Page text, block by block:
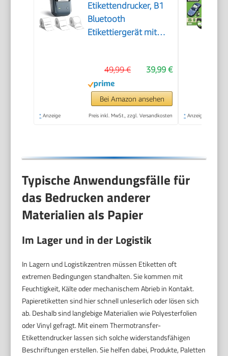
Etikettendrucker, B1
Bluetooth
Etikettiergerät mit
Aufkleber Druckgröße
20-50 mm
Kompatibel mit iOS
und Android für
39,99 €
49,99 €
Bei Amazon ansehen
* Anzeige Preis inkl. MwSt., zzgl. Versandkosten * Anzeige
Typische Anwendungsfälle für
das Bedrucken anderer
Materialien als Papier
Im Lager und in der Logistik
In Lagern und Logistikzentren müssen Etiketten oft
extremen Bedingungen standhalten. Sie kommen mit
Feuchtigkeit, Kälte oder mechanischem Abrieb in Kontakt.
Papieretiketten sind hier schnell unleserlich oder lösen sich
ab. Deshalb sind langlebige Materialien wie Polyesterfolien
oder Vinyl gefragt. Mit einem Thermotransfer-
Etikettendrucker lassen sich solche widerstandsfähigen
Beschriftungen erstellen. Sie helfen dabei, Produkte, Paletten